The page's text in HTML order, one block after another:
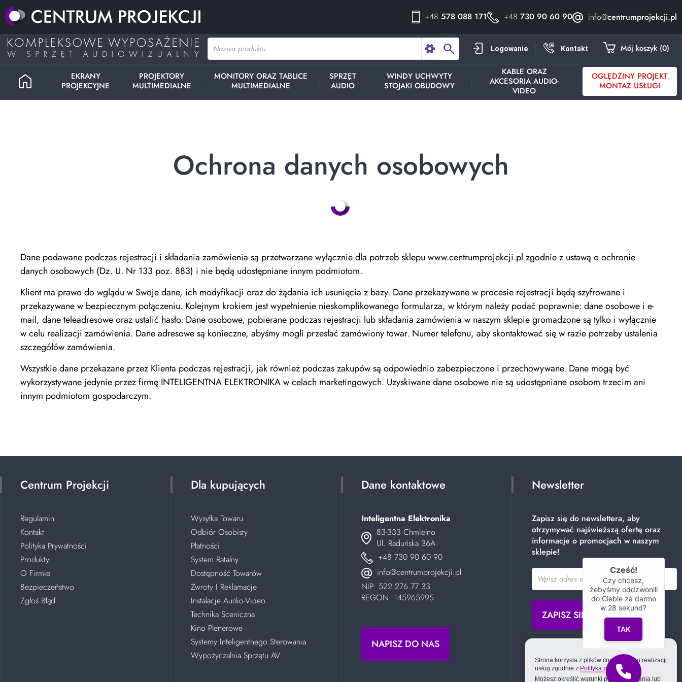
+48 578 088 171 +48 730 90 60 90 info@centrumprojekcji.pl
search Logowanie Kontakt Mój koszyk 0
home
EKRANY
PROJEKCYJNE
PROJEKTORY
MULTIMEDIALNE
MONITORY ORAZ TABLICE
MULTIMEDIALNE
SPRZĘT
AUDIO
WINDY UCHWYTY
STOJAKI OBUDOWY
KABLE ORAZ
AKCESORIA AUDIO-
VIDEO
OGLĘDZINY PROJEKT
MONTAŻ USŁUGI
Ochrona danych osobowych
Dane podawane podczas rejestracji i składania zamówienia są przetwarzane wyłącznie dla potrzeb sklepu www.centrumprojekcji.pl zgodnie z ustawą o ochronie
danych osobowych (Dz. U. Nr 133 poz. 883) i nie będą udostępniane innym podmiotom.
Klient ma prawo do wglądu w Swoje dane, ich modyfikacji oraz do żądania ich usunięcia z bazy. Dane przekazywane w procesie rejestracji będą szyfrowane i
przekazywane w bezpiecznym połączeniu. Kolejnym krokiem jest wypełnienie nieskomplikowanego formularza, w którym należy podać poprawnie: dane osobowe i e-
mail, dane teleadresowe oraz ustalić hasło. Dane osobowe, pobierane podczas rejestracji lub składania zamówienia w naszym sklepie gromadzone są tylko i wyłącznie
w celu realizacji zamówienia. Dane adresowe są konieczne, abyśmy mogli przesłać zamówiony towar. Numer telefonu, aby skontaktować się w razie potrzeby ustalenia
szczegółów zamówienia.
Wszystkie dane przekazane przez Klienta podczas rejestracji, jak również podczas zakupów są odpowiednio zabezpieczone i przechowywane. Dane mogą być
wykorzystywane jedynie przez firmę INTELIGENTNA ELEKTRONIKA w celach marketingowych. Uzyskiwane dane osobowe nie są udostępniane osobom trzecim ani
innym podmiotom gospodarczym.
Centrum Projekcji
Regulamin
Kontakt
Polityka Prywatności
Produkty
O Firmie
Bezpieczeństwo
Zgłoś Błąd
Dla kupujących
Wysyłka Towaru
Odbiór Osobisty
Płatności
System Ratalny
Dostępność Towarów
Zwroty I Reklamacje
Instalacje Audio-Video
Technika Sceniczna
Kino Plenerowe
Systemy Inteligentnego Sterowania
Wypożyczalnia Sprzętu AV
Dane kontaktowe
Inteligentna Elektronika
83-333 Chmielno
Ul. Raduńska 36A
+48 730 90 60 90
info@centrumprojekcji.pl
NIP: 522 276 77 33
REGON: 145965995
NAPISZ DO NAS
Newsletter
Zapisz się do newslettera, aby
otrzymywać najświeższą ofertę oraz
informacje o promocjach w naszym
sklepie!
Strona korzysta z plików cookie w celu realizacji
usług zgodnie z Polityką prywatności
Możesz określić warunki przechowywania lub
Cześć!
Czy chcesz,
żebyśmy oddzwonili
do Ciebie za darmo
w 28 sekund?
TAK